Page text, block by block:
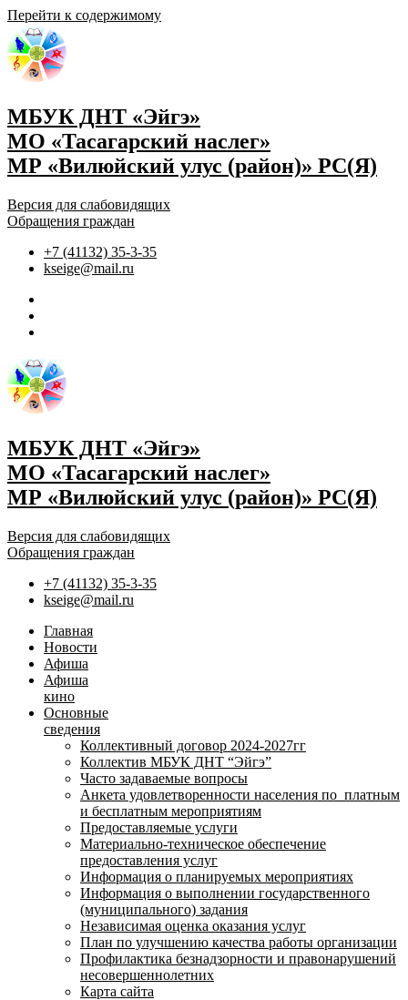
Перейти к содержимому
МБУК ДНТ «Эйгэ»
МО «Тасагарский наслег»
МР «Вилюйский улус (район)» РС(Я)
Версия для слабовидящих
Обращения граждан
+7 (41132) 35-3-35
kseige@mail.ru
МБУК ДНТ «Эйгэ»
МО «Тасагарский наслег»
МР «Вилюйский улус (район)» РС(Я)
Версия для слабовидящих
Обращения граждан
+7 (41132) 35-3-35
kseige@mail.ru
Главная
Новости
Афиша
Афиша
кино
Основные
сведения
Коллективный договор 2024-2027гг
Коллектив МБУК ДНТ “Эйгэ”
Часто задаваемые вопросы
Анкета удовлетворенности населения по платным
и бесплатным мероприятиям
Предоставляемые услуги
Материально-техническое обеспечение
предоставления услуг
Информация о планируемых мероприятиях
Информация о выполнении государственного
(муниципального) задания
Независимая оценка оказания услуг
План по улучшению качества работы организации
Профилактика безнадзорности и правонарушений
несовершеннолетних
Карта сайта